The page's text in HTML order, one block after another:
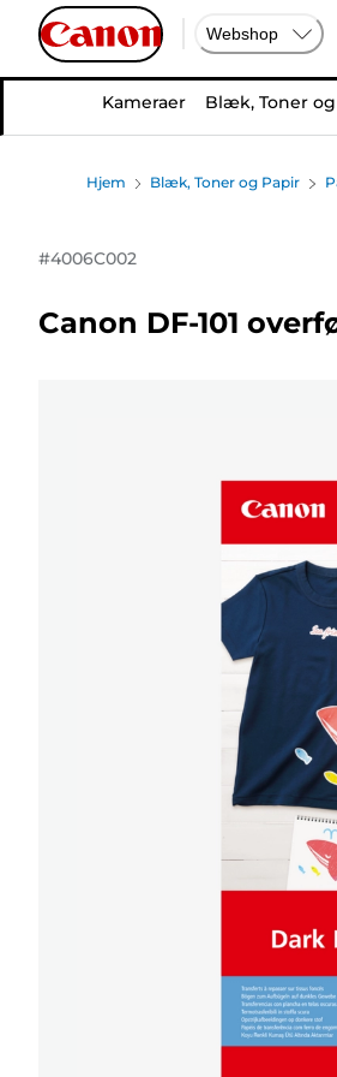
Webshop
Kameraer Blæk, Toner
Hjem Blæk, Toner og Papir
#4006C002
Canon DF-101